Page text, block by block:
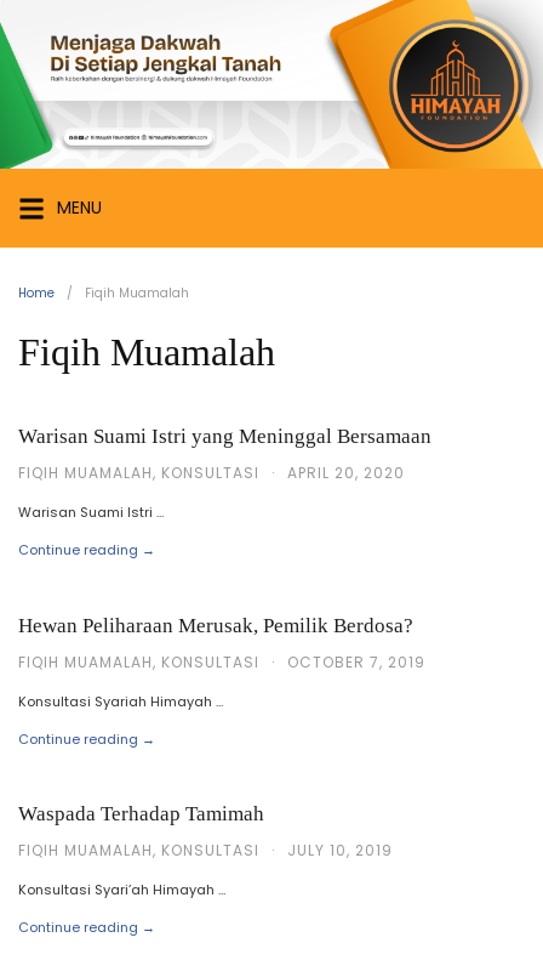
to
content
Himayah
Foundation
Menjaga
Dakwah
di
Setiap
Jengkal
MENU
Home Fiqih Muamalah
Fiqih Muamalah
Warisan Suami Istri yang Meninggal Bersamaan
FIQIH MUAMALAH, KONSULTASI · APRIL 20, 2020
Warisan Suami Istri …
Continue reading →
Hewan Peliharaan Merusak, Pemilik Berdosa?
FIQIH MUAMALAH, KONSULTASI · OCTOBER 7, 2019
Konsultasi Syariah Himayah …
Continue reading →
Waspada Terhadap Tamimah
FIQIH MUAMALAH, KONSULTASI · JULY 10, 2019
Konsultasi Syari’ah Himayah …
Continue reading →